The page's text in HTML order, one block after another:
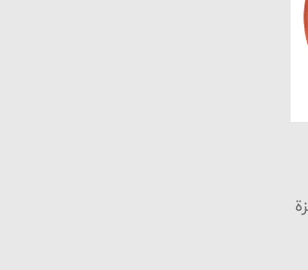
على جميع استفسارات العملاء، والمتمثلة في